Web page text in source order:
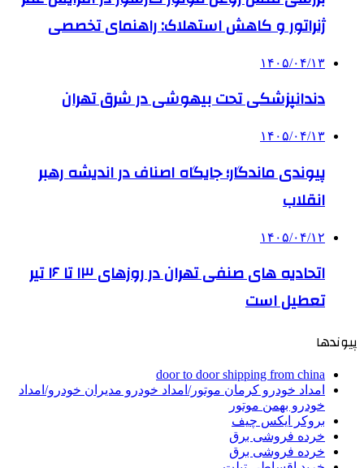
ژنراتور و کاهش استهلاک: راهنمای تخصصی
۱۴۰۵/۰۴/۱۳
دندانپزشکی تحت بیهوشی در شرق تهران
۱۴۰۵/۰۴/۱۳
پیوندی ماندگار؛ جایگاه اصناف در اندیشه رهبر
انقلاب
۱۴۰۵/۰۴/۱۲
اتحادیه های صنفی تهران در روزهای ۱۳ تا ۱۶ تیر
تعطیل است
پیوندها
door to door shipping from china
امداد خودرو کرمان موتور/امداد خودرو مدیران خودرو/امداد
خودرو بهمن موتور
بروکر ایکس چیف
خرده فروشی برق
خرده فروشی برق